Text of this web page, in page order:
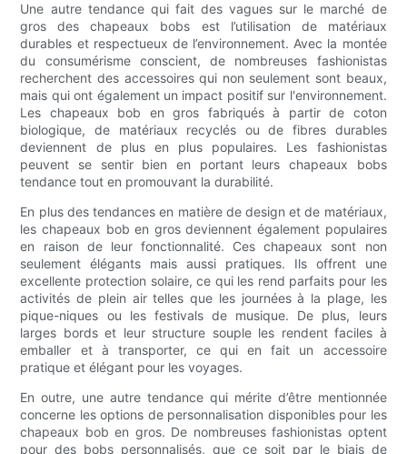
Une autre tendance qui fait des vagues sur le marché de
gros des chapeaux bobs est l’utilisation de matériaux
durables et respectueux de l’environnement. Avec la montée
du consumérisme conscient, de nombreuses fashionistas
recherchent des accessoires qui non seulement sont beaux,
mais qui ont également un impact positif sur l'environnement.
Les chapeaux bob en gros fabriqués à partir de coton
biologique, de matériaux recyclés ou de fibres durables
deviennent de plus en plus populaires. Les fashionistas
peuvent se sentir bien en portant leurs chapeaux bobs
tendance tout en promouvant la durabilité.
En plus des tendances en matière de design et de matériaux,
les chapeaux bob en gros deviennent également populaires
en raison de leur fonctionnalité. Ces chapeaux sont non
seulement élégants mais aussi pratiques. Ils offrent une
excellente protection solaire, ce qui les rend parfaits pour les
activités de plein air telles que les journées à la plage, les
pique-niques ou les festivals de musique. De plus, leurs
larges bords et leur structure souple les rendent faciles à
emballer et à transporter, ce qui en fait un accessoire
pratique et élégant pour les voyages.
En outre, une autre tendance qui mérite d’être mentionnée
concerne les options de personnalisation disponibles pour les
chapeaux bob en gros. De nombreuses fashionistas optent
pour des bobs personnalisés, que ce soit par le biais de